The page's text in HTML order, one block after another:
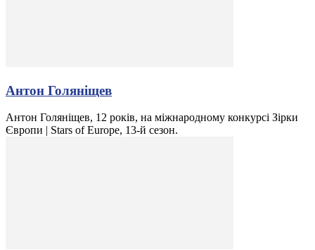
Антон Голяніщев
Антон Голяніщев, 12 років, на міжнародному конкурсі Зірки
Європи | Stars of Europe, 13-й сезон.